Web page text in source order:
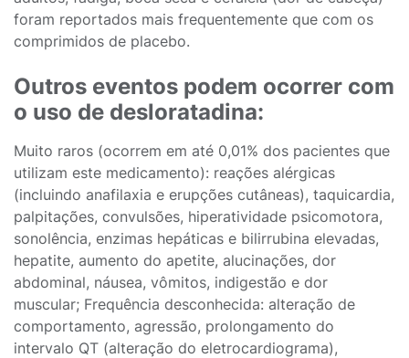
foram reportados mais frequentemente que com os
comprimidos de placebo.
Outros eventos podem ocorrer com
o uso de desloratadina:
Muito raros (ocorrem em até 0,01% dos pacientes que
utilizam este medicamento): reações alérgicas
(incluindo anafilaxia e erupções cutâneas), taquicardia,
palpitações, convulsões, hiperatividade psicomotora,
sonolência, enzimas hepáticas e bilirrubina elevadas,
hepatite, aumento do apetite, alucinações, dor
abdominal, náusea, vômitos, indigestão e dor
muscular; Frequência desconhecida: alteração de
comportamento, agressão, prolongamento do
intervalo QT (alteração do eletrocardiograma),